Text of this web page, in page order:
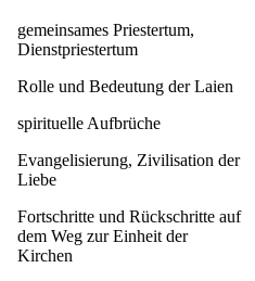
gemeinsames Priestertum,
Dienstpriestertum
Rolle und Bedeutung der Laien
spirituelle Aufbrüche
Evangelisierung, Zivilisation der
Liebe
Fortschritte und Rückschritte auf
dem Weg zur Einheit der
Kirchen